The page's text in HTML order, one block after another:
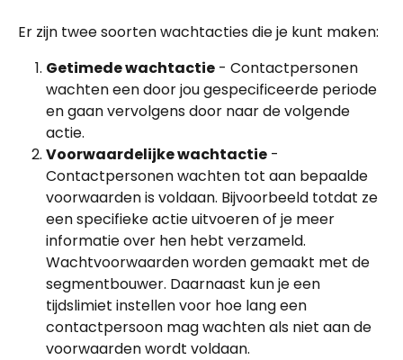
Er zijn twee soorten wachtacties die je kunt maken:
Getimede wachtactie - Contactpersonen
wachten een door jou gespecificeerde periode
en gaan vervolgens door naar de volgende
actie.
Voorwaardelijke wachtactie -
Contactpersonen wachten tot aan bepaalde
voorwaarden is voldaan. Bijvoorbeeld totdat ze
een specifieke actie uitvoeren of je meer
informatie over hen hebt verzameld.
Wachtvoorwaarden worden gemaakt met de
segmentbouwer. Daarnaast kun je een
tijdslimiet instellen voor hoe lang een
contactpersoon mag wachten als niet aan de
voorwaarden wordt voldaan.